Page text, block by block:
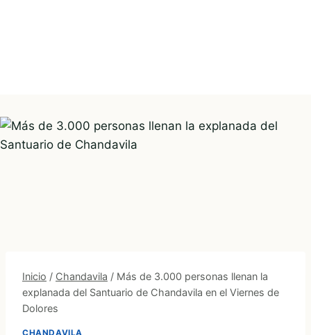
Inicio / Chandavila / Más de 3.000 personas llenan la
explanada del Santuario de Chandavila en el Viernes de
Dolores
CHANDAVILA